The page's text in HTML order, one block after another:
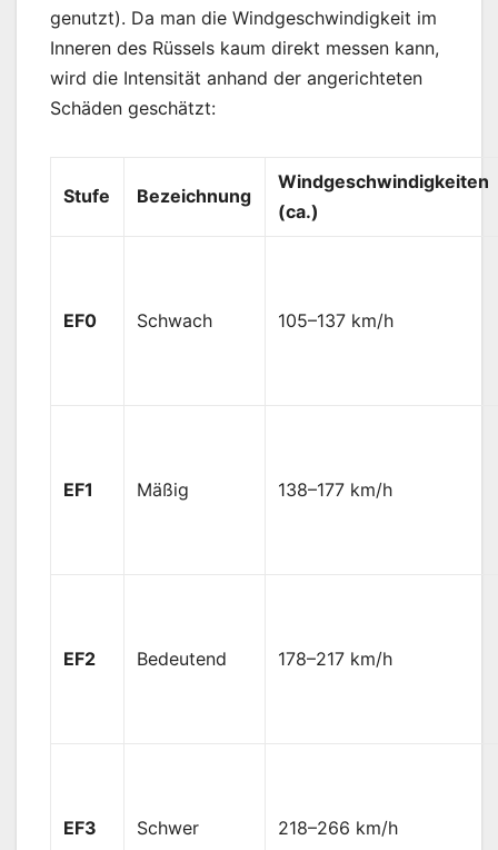
genutzt). Da man die Windgeschwindigkeit im
Inneren des Rüssels kaum direkt messen kann,
wird die Intensität anhand der angerichteten
Schäden geschätzt:
Stufe Bezeichnung
Windgeschwindigkeiten
(ca.)
EF0 Schwach 105–137 km/h
EF1 Mäßig 138–177 km/h
EF2 Bedeutend 178–217 km/h
EF3 Schwer 218–266 km/h